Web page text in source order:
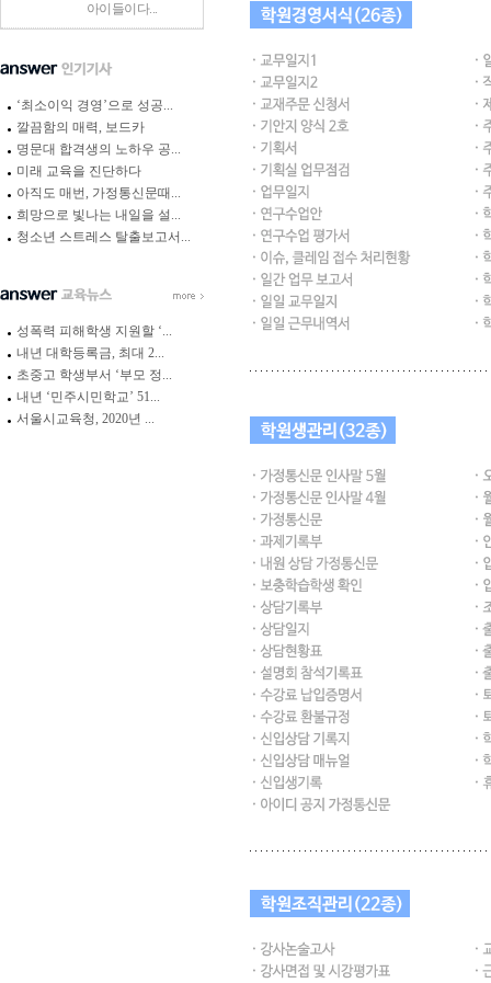
아이들이다...
‘최소이익 경영’으로 성공...
깔끔함의 매력, 보드카
명문대 합격생의 노하우 공...
미래 교육을 진단하다
아직도 매번, 가정통신문때...
희망으로 빛나는 내일을 설...
청소년 스트레스 탈출보고서...
성폭력 피해학생 지원할 ‘...
내년 대학등록금, 최대 2...
초중고 학생부서 ‘부모 정...
내년 ‘민주시민학교’ 51...
서울시교육청, 2020년 ...